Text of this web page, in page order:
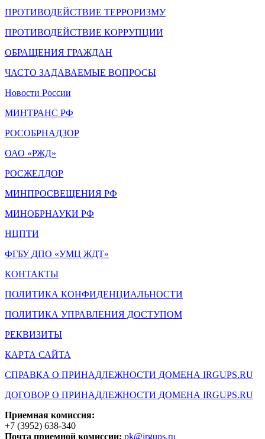
ПРОТИВОДЕЙСТВИЕ ТЕРРОРИЗМУ
ПРОТИВОДЕЙСТВИЕ КОРРУПЦИИ
ОБРАЩЕНИЯ ГРАЖДАН
ЧАСТО ЗАДАВАЕМЫЕ ВОПРОСЫ
Новости России
МИНТРАНС РФ
РОСОБРНАДЗОР
ОАО «РЖД»
РОСЖЕЛДОР
МИНПРОСВЕЩЕНИЯ РФ
МИНОБРНАУКИ РФ
НЦПТИ
ФГБУ ДПО «УМЦ ЖДТ»
КОНТАКТЫ
ПОЛИТИКА КОНФИДЕНЦИАЛЬНОСТИ
ПОЛИТИКА УПРАВЛЕНИЯ ДОСТУПОМ
РЕКВИЗИТЫ
КАРТА САЙТА
СПРАВКА О ПРИНАДЛЕЖНОСТИ ДОМЕНА IRGUPS.RU
ДОГОВОР О ПРИНАДЛЕЖНОСТИ ДОМЕНА IRGUPS.RU
Приемная комиссия:
+7 (3952) 638-340
Почта приемной комиссии: pk@irgups.ru